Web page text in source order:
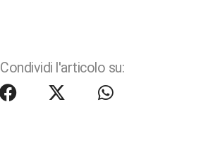
Condividi l'articolo su: